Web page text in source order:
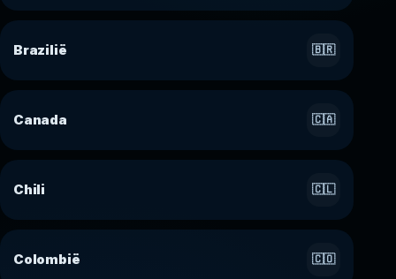
Brazilië 🇧🇷
Canada 🇨🇦
Chili 🇨🇱
Colombië 🇨🇴